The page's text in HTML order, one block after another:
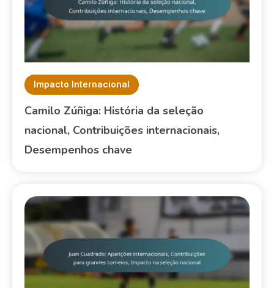
Impacto Internacional
Camilo Zúñiga: História da seleção
nacional, Contribuições internacionais,
Desempenhos chave